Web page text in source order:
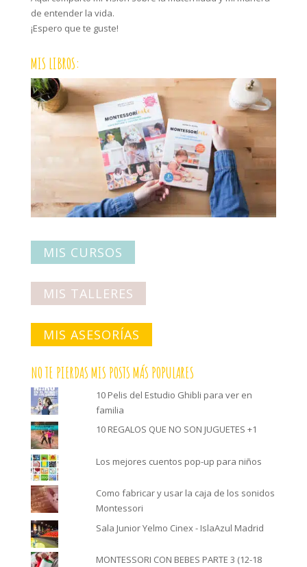
de entender la vida.
¡Espero que te guste!
MIS LIBROS:
MIS CURSOS
MIS TALLERES
MIS ASESORÍAS
NO TE PIERDAS MIS POSTS MÁS POPULARES
10 Pelis del Estudio Ghibli para ver en
familia
10 REGALOS QUE NO SON JUGUETES +1
Los mejores cuentos pop-up para niños
Como fabricar y usar la caja de los sonidos
Montessori
Sala Junior Yelmo Cinex - IslaAzul Madrid
MONTESSORI CON BEBES PARTE 3 (12-18